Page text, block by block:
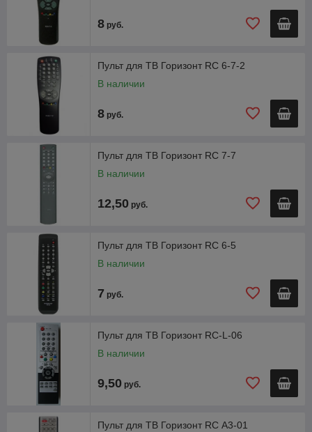
8 руб.
Пульт для ТВ Горизонт RC 6-7-2
В наличии
8 руб.
Пульт для ТВ Горизонт RC 7-7
В наличии
12,50 руб.
Пульт для ТВ Горизонт RC 6-5
В наличии
7 руб.
Пульт для ТВ Горизонт RC-L-06
В наличии
9,50 руб.
Пульт для ТВ Горизонт RC А3-01